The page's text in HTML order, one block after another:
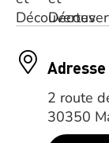
Adresse
2 route
30350